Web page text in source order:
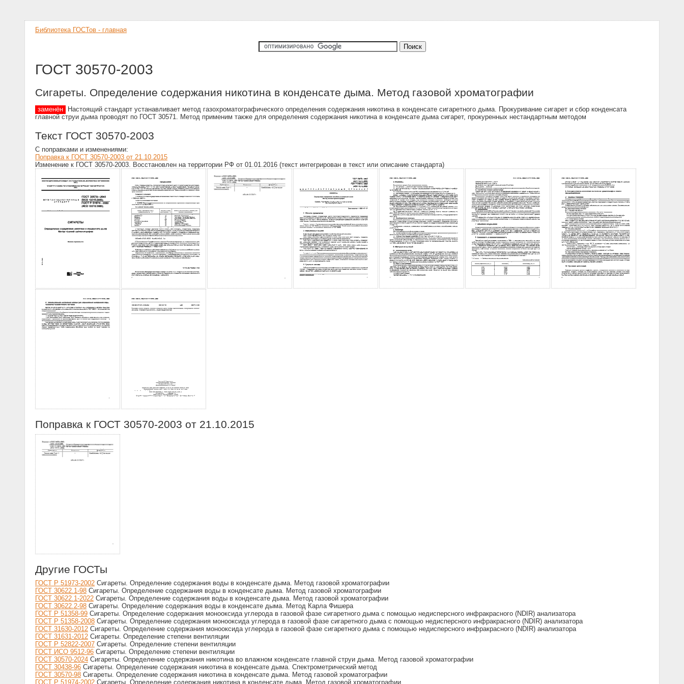
Библиотека ГОСТов - главная
ГОСТ 30570-2003
Сигареты. Определение содержания никотина в конденсате дыма. Метод газовой хроматографии
заменён
Настоящий стандарт устанавливает метод газохроматографического определения содержания никотина в конденсате сигаретного дыма. Прокуривание сигарет и сбор конденсата
главной струи дыма проводят по ГОСТ 30571. Метод применим также для определения содержания никотина в конденсате дыма сигарет, прокуренных нестандартным методом
Текст ГОСТ 30570-2003
С поправками и изменениями:
Поправка к ГОСТ 30570-2003 от 21.10.2015
Изменение к ГОСТ 30570-2003. Восстановлен на территории РФ от 01.01.2016 (текст интегрирован в текст или описание стандарта)
Поправка к ГОСТ 30570-2003 от 21.10.2015
Другие ГОСТы
ГОСТ Р 51973-2002 Сигареты. Определение содержания воды в конденсате дыма. Метод газовой хроматографии
ГОСТ 30622.1-98 Сигареты. Определение содержания воды в конденсате дыма. Метод газовой хроматографии
ГОСТ 30622.1-2022 Сигареты. Определение содержания воды в конденсате дыма. Метод газовой хроматографии
ГОСТ 30622.2-98 Сигареты. Определение содержания воды в конденсате дыма. Метод Карла Фишера
ГОСТ Р 51358-99 Сигареты. Определение содержания монооксида углерода в газовой фазе сигаретного дыма с помощью недисперсного инфракрасного (NDIR) анализатора
ГОСТ Р 51358-2008 Сигареты. Определение содержания монооксида углерода в газовой фазе сигаретного дыма с помощью недисперсного инфракрасного (NDIR) анализатора
ГОСТ 31630-2012 Сигареты. Определение содержания монооксида углерода в газовой фазе сигаретного дыма с помощью недисперсного инфракрасного (NDIR) анализатора
ГОСТ 31631-2012 Сигареты. Определение степени вентиляции
ГОСТ Р 52822-2007 Сигареты. Определение степени вентиляции
ГОСТ ИСО 9512-96 Сигареты. Определение степени вентиляции
ГОСТ 30570-2024 Сигареты. Определение содержания никотина во влажном конденсате главной струи дыма. Метод газовой хроматографии
ГОСТ 30438-96 Сигареты. Определение содержания никотина в конденсате дыма. Спектрометрический метод
ГОСТ 30570-98 Сигареты. Определение содержания никотина в конденсате дыма. Метод газовой хроматографии
ГОСТ Р 51974-2002 Сигареты. Определение содержания никотина в конденсате дыма. Метод газовой хроматографии